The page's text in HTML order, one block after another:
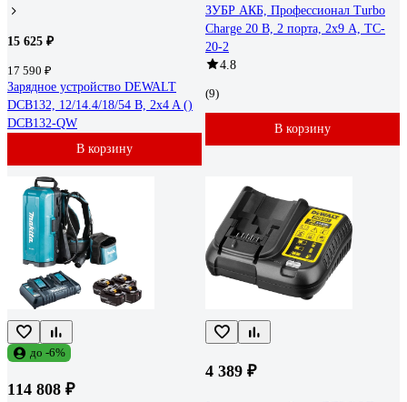
15 625 ₽
17 590 ₽
Зарядное устройство DEWALT
DCB132, 12/14.4/18/54 В, 2x4 A ()
DCB132-QW
В корзину
ЗУБР АКБ, Профессионал Turbo
Charge 20 В, 2 порта, 2x9 А, TC-
20-2
4.8
(9)
В корзину
до -6%
114 808 ₽
4 389 ₽